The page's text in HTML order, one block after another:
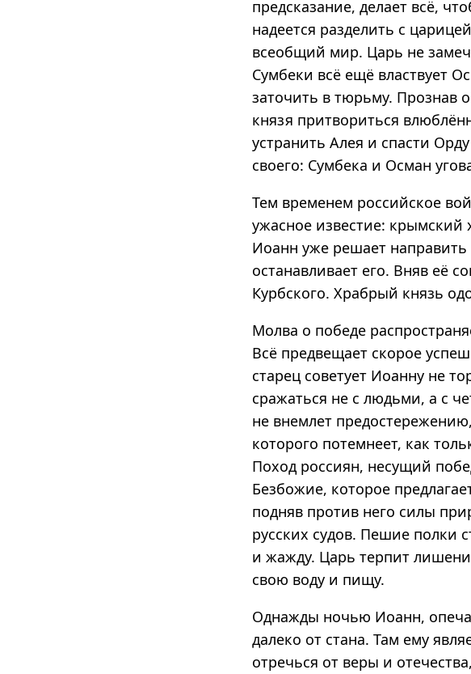
предсказание, делает всё,
надеется разделить с
всеобщий мир. Царь не
Сумбеки всё ещё властвует
заточить в тюрьму. Прознав
князя притвориться
устранить Алея и спасти
своего: Сумбека и Осман
Тем временем российское
ужасное известие: крымский
Иоанн уже решает
останавливает его. Вняв её
Курбского. Храбрый князь
Молва о победе
Всё предвещает скорое
старец советует Иоанну не
сражаться не с людьми, а с
не внемлет
которого потемнеет, как
Поход россиян, несущий
Безбожие, которое
подняв против него силы
русских судов. Пешие полки
и жажду. Царь терпит
свою воду и пищу.
Однажды ночью Иоанн,
далеко от стана. Там ему
отречься от веры и